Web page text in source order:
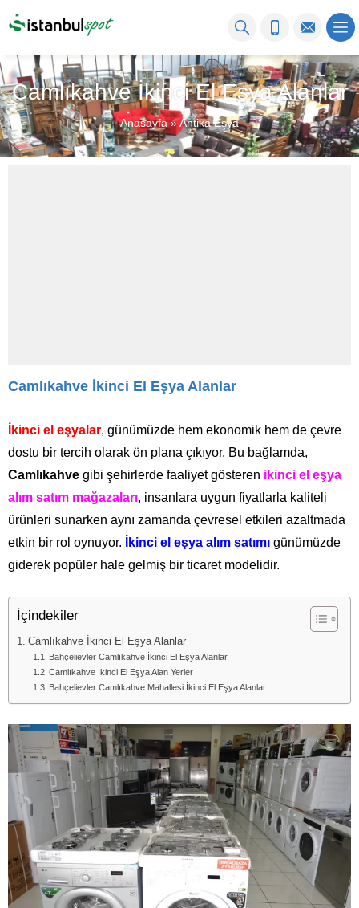
Camlıkahve İkinci El Eşya Alanlar
Anasayfa»Antika Eşya
Camlıkahve İkinci El Eşya Alanlar
İkinci el eşyalar, günümüzde hem ekonomik hem de çevre
dostu bir tercih olarak ön plana çıkıyor. Bu bağlamda,
Camlıkahve gibi şehirlerde faaliyet gösteren ikinci el eşya
alım satım mağazaları, insanlara uygun fiyatlarla kaliteli
ürünleri sunarken aynı zamanda çevresel etkileri azaltmada
etkin bir rol oynuyor.
İkinci el eşya alım satımı günümüzde
giderek popüler hale gelmiş bir ticaret modelidir.
İçindekiler
Camlıkahve İkinci El Eşya Alanlar
Bahçelievler Camlıkahve İkinci El Eşya Alanlar
Camlıkahve İkinci El Eşya Alan Yerler
Bahçelievler Camlıkahve Mahallesi İkinci El Eşya Alanlar